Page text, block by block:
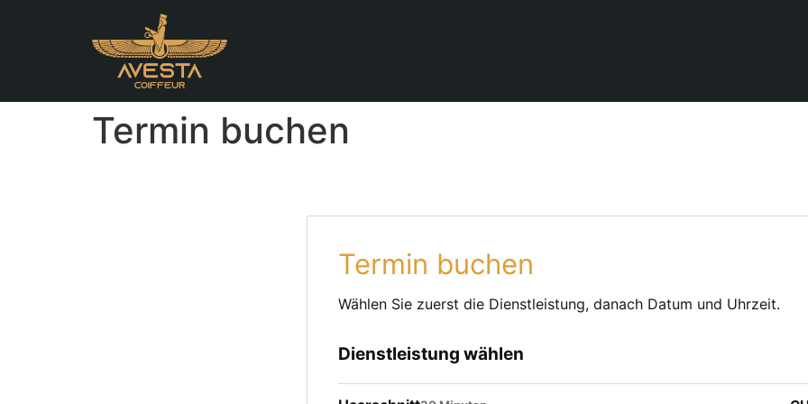
Termin buchen
Termin buchen
Wählen Sie zuerst die Dienstleistung, danach Datum und Uhrzeit.
Dienstleistung wählen